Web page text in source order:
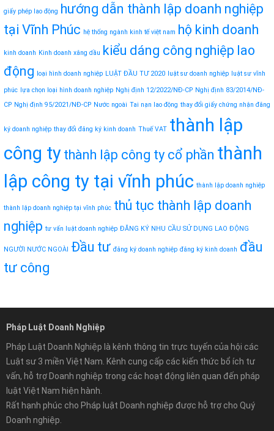
giấy phép lao động hướng dẫn thành lập doanh nghiệp
tại Vĩnh Phúc hệ thống ngành kinh tế việt nam hộ kinh doanh
kinh doanh Kinh doanh xăng dầu kiểu dáng công nghiệp lao
động loại hình doanh nghiệp LUẬT ĐẦU TƯ 2020 luật sư doanh nghiệp luật sư vĩnh
phúc lựa chọn loại hình doanh nghiệp Nghị định 12/2022/NĐ-CP Nghị định 83/2014/NĐ-
CP Nghị định 95/2021/NĐ-CP Nước ngoài Tai nạn lao động thay đổi giấy chứng nhận đăng
ký doanh nghiệp thay đổi đăng ký kinh doanh Thuế VAT thành lập
công ty thành lập công ty cổ phần thành
lập công ty tại vĩnh phúc thành lập doanh nghiệp
thành lập doanh nghiệp tại vĩnh phúc thủ tục thành lập doanh
nghiệp tư vấn luật doanh nghiệp ĐĂNG KÝ NHU CẦU SỬ DỤNG LAO ĐỘNG
NGƯỜI NƯỚC NGOÀI Đầu tư đăng ký doanh nghiệp đăng ký kinh doanh đầu
tư công
Pháp Luật Doanh Nghiệp
Pháp Luật Doanh Nghiệp là kênh thông tin trực tuyến của hội các
Luật sư 3 miền Việt Nam. Kênh cung cấp các kiến thức bổ ích tư
vấn, hỗ trợ Doanh nghiệp trong các hoạt động liên quan đến pháp
luật Việt Nam hiện hành.
Rất hạnh phúc cho Pháp luật Doanh nghiệp được hỗ trợ cho Quý
Doanh nghiệp.